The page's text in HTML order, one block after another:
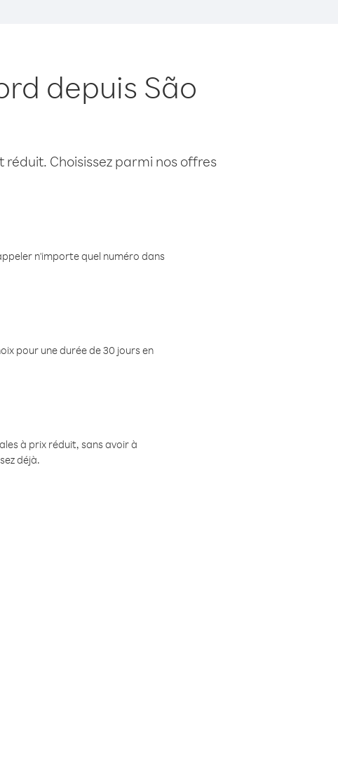
depuis São
Choisissez parmi nos offres
n'importe quel numéro dans
pour une durée de 30 jours en
à prix réduit, sans avoir à
déjà.